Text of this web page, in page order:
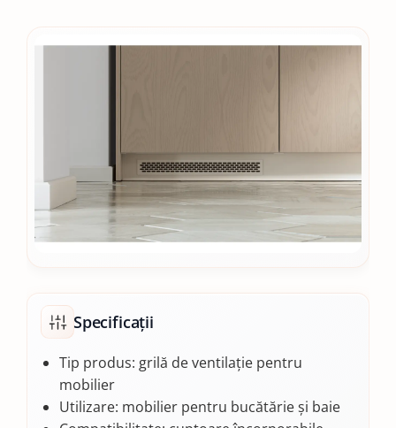
Specificații
Tip produs: grilă de ventilație pentru
mobilier
Utilizare: mobilier pentru bucătărie și baie